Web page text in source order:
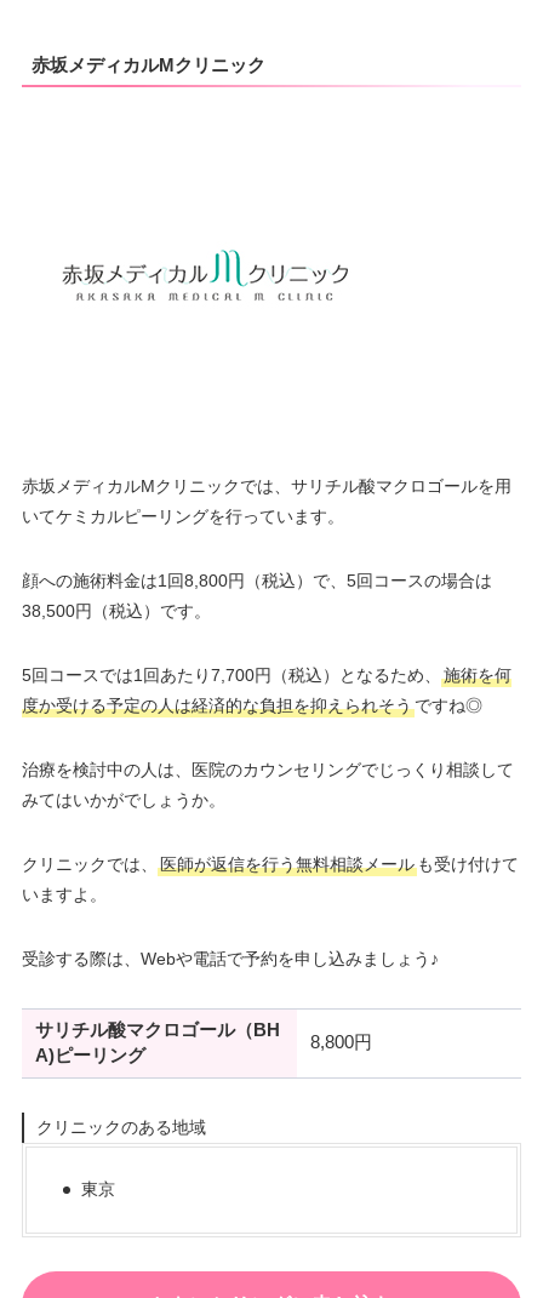
赤坂メディカルMクリニック
赤坂メディカルMクリニックでは、サリチル酸マクロゴールを用
いてケミカルピーリングを行っています。
顔への施術料金は1回8,800円（税込）で、5回コースの場合は
38,500円（税込）です。
5回コースでは1回あたり7,700円（税込）となるため、
施術を何
度か受ける予定の人は経済的な負担を抑えられそうですね◎
治療を検討中の人は、医院のカウンセリングでじっくり相談して
みてはいかがでしょうか。
クリニックでは、 医師が返信を行う無料相談メールも受け付けて
いますよ。
受診する際は、Webや電話で予約を申し込みましょう♪
サリチル酸マクロゴール（BH
A)ピーリング
8,800円
クリニックのある地域
東京